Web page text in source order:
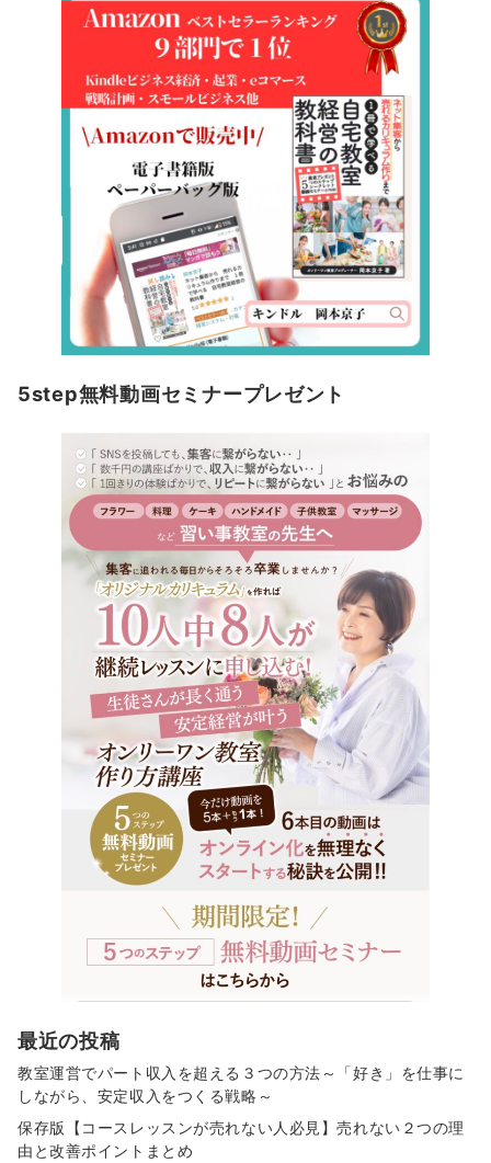
5step無料動画セミナープレゼント
最近の投稿
教室運営でパート収入を超える３つの方法～「好き」を仕事に
しながら、安定収入をつくる戦略～
保存版【コースレッスンが売れない人必見】売れない２つの理
由と改善ポイントまとめ